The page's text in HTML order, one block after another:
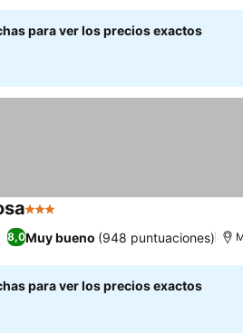
para ver los precios exactos
3 Estrellas
8,0Muy bueno (948 puntuaciones)
para ver los precios exactos